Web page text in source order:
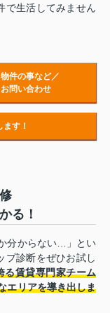
で生活してみません
件の事など／
お問い合わせ
す！
る！
分からない…」とい
プ診断をぜひお試し
る賃貸専門家チーム
エリアを導き出しま